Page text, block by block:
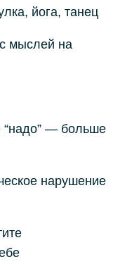
йога, танец
мыслей на
“надо” — больше
нарушение